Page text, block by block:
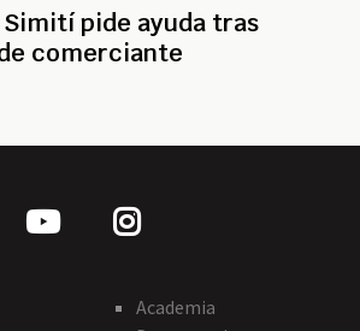
pide ayuda tras
comerciante
Academia